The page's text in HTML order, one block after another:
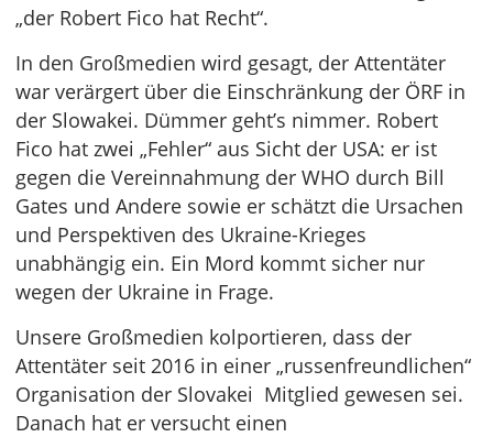
„der Robert Fico hat Recht“.
In den Großmedien wird gesagt, der Attentäter
war verärgert über die Einschränkung der ÖRF in
der Slowakei. Dümmer geht’s nimmer. Robert
Fico hat zwei „Fehler“ aus Sicht der USA: er ist
gegen die Vereinnahmung der WHO durch Bill
Gates und Andere sowie er schätzt die Ursachen
und Perspektiven des Ukraine-Krieges
unabhängig ein. Ein Mord kommt sicher nur
wegen der Ukraine in Frage.
Unsere Großmedien kolportieren, dass der
Attentäter seit 2016 in einer „russenfreundlichen“
Organisation der Slovakei Mitglied gewesen sei.
Danach hat er versucht einen